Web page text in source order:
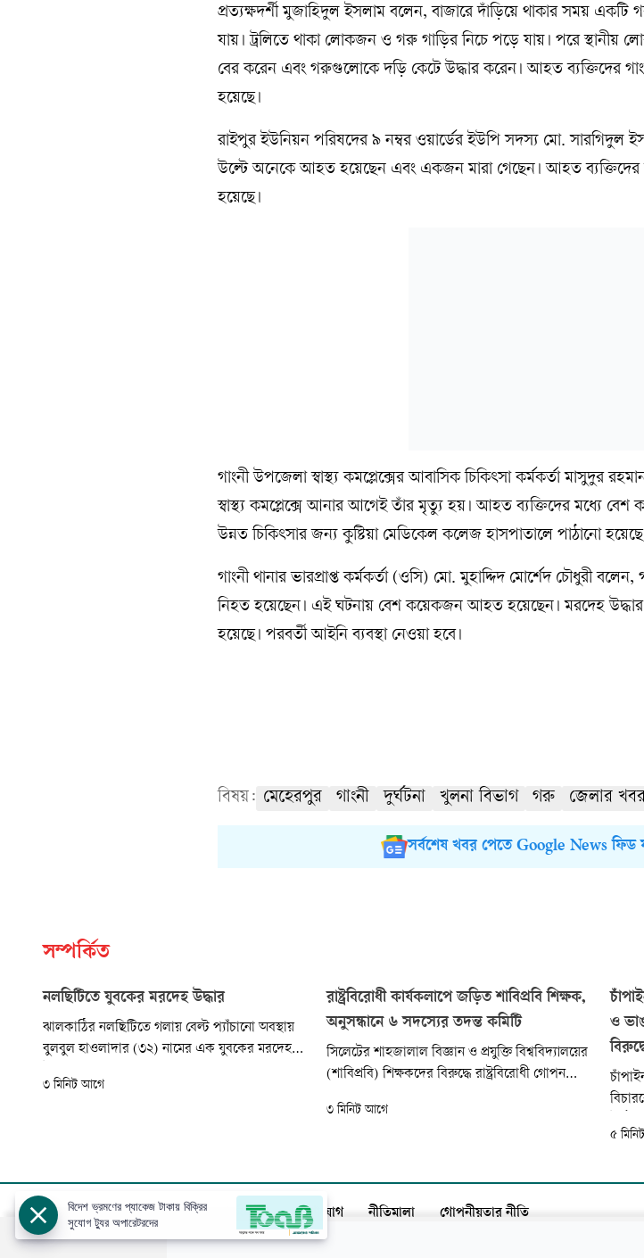
প্রত্যক্ষদর্শী মুজাহিদুল ইসলাম বলেন, বাজারে দাঁড়িয়ে থাকার সময় একটি
যায়। ট্রলিতে থাকা লোকজন ও গরু গাড়ির নিচে পড়ে যায়। পরে স্থানীয়
বের করেন এবং গরুগুলোকে দড়ি কেটে উদ্ধার করেন। আহত ব্যক্তিদের
হয়েছে।
রাইপুর ইউনিয়ন পরিষদের ৯ নম্বর ওয়ার্ডের ইউপি সদস্য মো. সারগিদুল
উল্টে অনেকে আহত হয়েছেন এবং একজন মারা গেছেন। আহত ব্যক্তিদের
হয়েছে।
গাংনী উপজেলা স্বাস্থ্য কমপ্লেক্সের আবাসিক চিকিৎসা কর্মকর্তা মাসুদুর
স্বাস্থ্য কমপ্লেক্সে আনার আগেই তাঁর মৃত্যু হয়। আহত ব্যক্তিদের মধ্যে বেশ
উন্নত চিকিৎসার জন্য কুষ্টিয়া মেডিকেল কলেজ হাসপাতালে পাঠানো
গাংনী থানার ভারপ্রাপ্ত কর্মকর্তা (ওসি) মো. মুহাদ্দিদ মোর্শেদ চৌধুরী
নিহত হয়েছেন। এই ঘটনায় বেশ কয়েকজন আহত হয়েছেন। মরদেহ
হয়েছে। পরবর্তী আইনি ব্যবস্থা নেওয়া হবে।
বিষয়: মেহেরপুর গাংনী দুর্ঘটনা খুলনা বিভাগ গরু জেলার
সর্বশেষ খবর পেতে Google News
সম্পর্কিত
নলছিটিতে যুবকের মরদেহ উদ্ধার
ঝালকাঠির নলছিটিতে গলায় বেল্ট প্যাঁচানো অবস্থায়
বুলবুল হাওলাদার (৩২) নামের এক যুবকের মরদেহ
উপজেলার ৬ নম্বর কুশংগল ইউনিয়নের পশ্চিম
৩ মিনিট আগে
রাষ্ট্রবিরোধী কার্যকলাপে জড়িত শাবিপ্রবি শিক্ষক,
অনুসন্ধানে ৬ সদস্যের তদন্ত কমিটি
সিলেটের শাহজালাল বিজ্ঞান ও প্রযুক্তি বিশ্ববিদ্যালয়ের
(শাবিপ্রবি) শিক্ষকদের বিরুদ্ধে রাষ্ট্রবিরোধী গোপন
আন্দোলন দমনে লিপ্ত থাকার অভিযোগ অনুসন্ধানে ছয়
৩ মিনিট আগে
ও
৫
আজকের পত্রিকা বিজ্ঞাপন সার্কুলেশন যোগাযোগ নীতিমালা গোপনীয়তার নীতি
বিদেশ ভ্রমণের প্যাকেজ টাকায় বিক্রির
সুযোগ ট্যুর অপারেটরদের